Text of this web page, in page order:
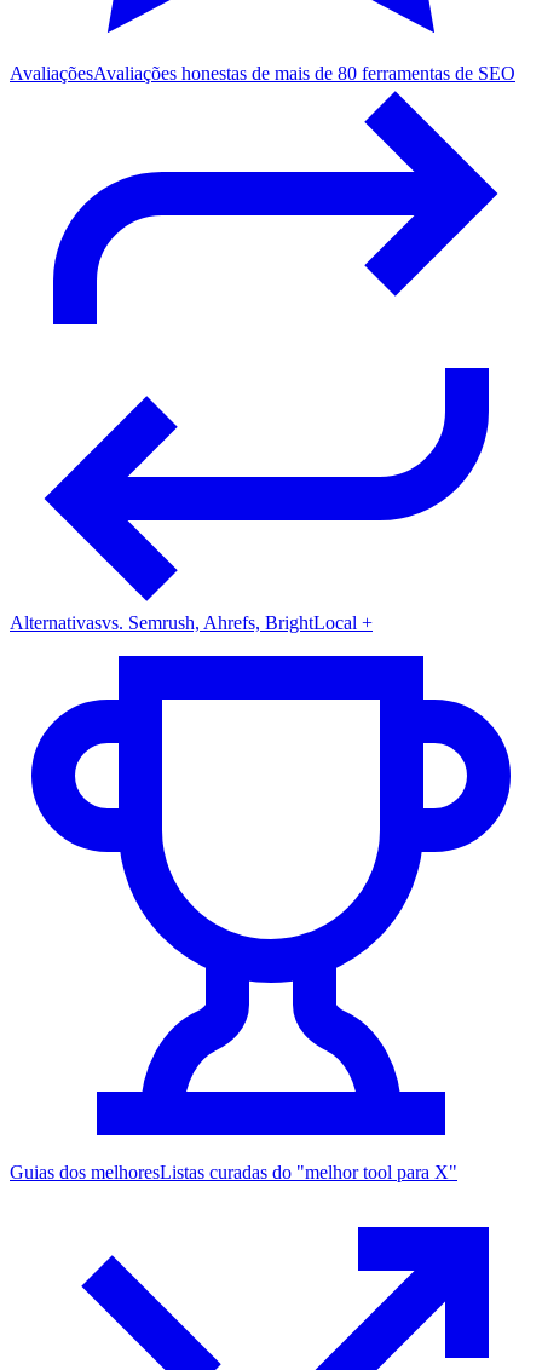
AvaliaçõesAvaliações honestas de mais de 80 ferramentas de SEO
Alternativasvs. Semrush, Ahrefs, BrightLocal +
Guias dos melhoresListas curadas do "melhor tool para X"